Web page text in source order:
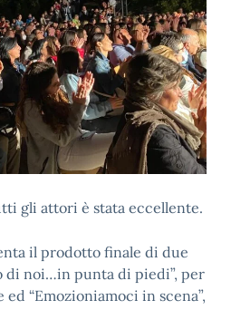
gli attori è stata eccellente.
il prodotto finale di due
di noi…in punta di piedi”, per
“Emozioniamoci in scena”,